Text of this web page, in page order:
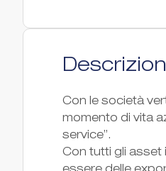
Con le società
momento di vita
service”.
Con tutti gli asset